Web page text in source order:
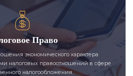
Право
экономического характера
налоговых правоотношений в сфере
налогообложения.